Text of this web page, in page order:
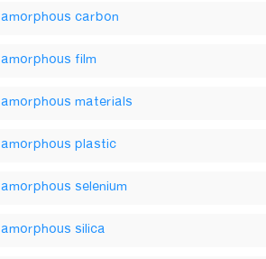
amorphous carbon
amorphous film
amorphous materials
amorphous plastic
amorphous selenium
amorphous silica